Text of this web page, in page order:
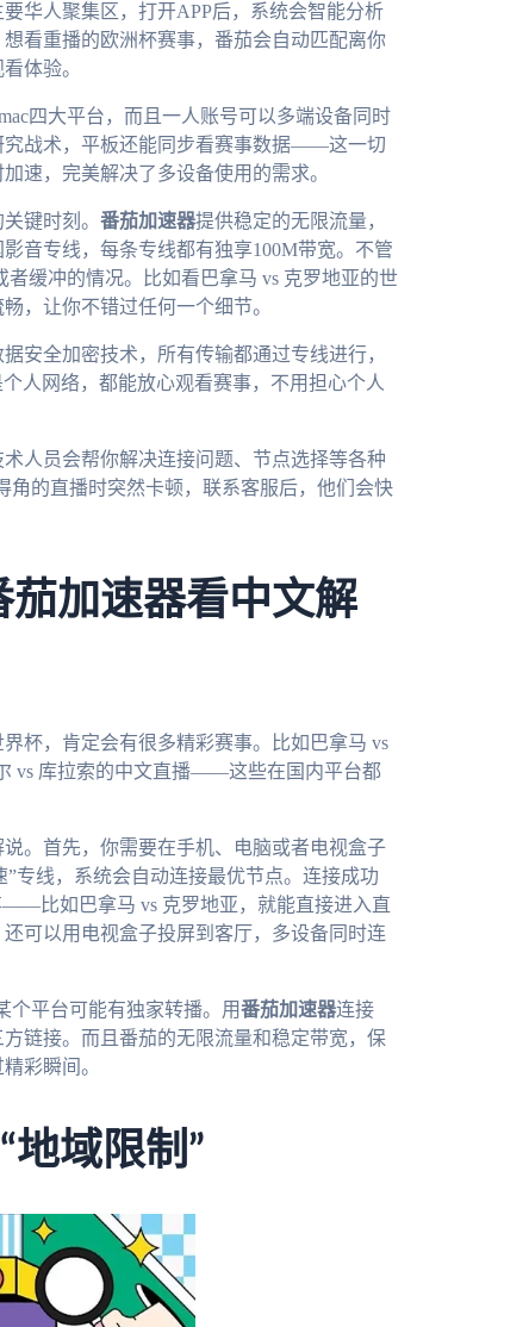
华人聚集区，打开APP后，系统会智能分析
看重播的欧洲杯赛事，番茄会自动匹配离你
体验。
四大平台，而且一人账号可以多端设备同时
究战术，平板还能同步看赛事数据——这一切
速，完美解决了多设备使用的需求。
键时刻。 番茄加速器提供稳定的无限流量，
音专线，每条专线都有独享100M带宽。不管
缓冲的情况。比如看巴拿马 vs 克罗地亚的世
，让你不错过任何一个细节。
安全加密技术，所有传输都通过专线进行，
人网络，都能放心观看赛事，不用担心个人
人员会帮你解决连接问题、节点选择等各种
角的直播时突然卡顿，联系客服后，他们会快
加速器看中文解
杯，肯定会有很多精彩赛事。比如巴拿马 vs
vs 库拉索的中文直播——这些在国内平台都
。首先，你需要在手机、电脑或者电视盒子
专线，系统会自动连接最优节点。连接成功
比如巴拿马 vs 克罗地亚，就能直接进入直
可以用电视盒子投屏到客厅，多设备同时连
个平台可能有独家转播。用番茄加速器连接
链接。而且番茄的无限流量和稳定带宽，保
彩瞬间。
地域限制”